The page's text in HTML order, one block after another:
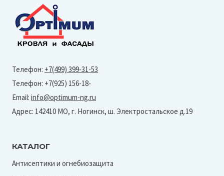
Телефон: +7(499) 399-31-53
Телефон: +7(925) 156-18-
Email: info@optimum-ng.ru
Адрес: 142410 МО, г. Ногинск, ш. Электростальское д.19
КАТАЛОГ
Антисептики и огнебиозащита